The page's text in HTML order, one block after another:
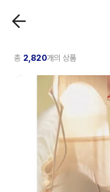
총 2,820개의 상품